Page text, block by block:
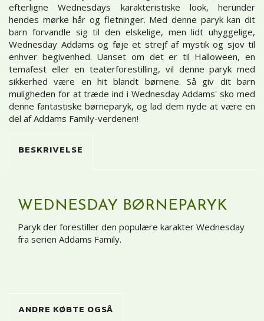
efterligne Wednesdays karakteristiske look, herunder
hendes mørke hår og fletninger. Med denne paryk kan dit
barn forvandle sig til den elskelige, men lidt uhyggelige,
Wednesday Addams og føje et strejf af mystik og sjov til
enhver begivenhed. Uanset om det er til Halloween, en
temafest eller en teaterforestilling, vil denne paryk med
sikkerhed være en hit blandt børnene. Så giv dit barn
muligheden for at træde ind i Wednesday Addams' sko med
denne fantastiske børneparyk, og lad dem nyde at være en
del af Addams Family-verdenen!
BESKRIVELSE
WEDNESDAY BØRNEPARYK
Paryk der forestiller den populære karakter Wednesday
fra serien Addams Family.
ANDRE KØBTE OGSÅ